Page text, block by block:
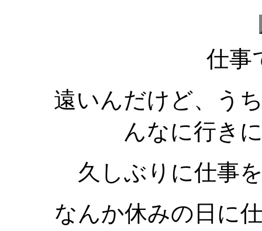
仕事
遠いんだけど、う
んなに行き
久しぶりに仕事
なんか休みの日に